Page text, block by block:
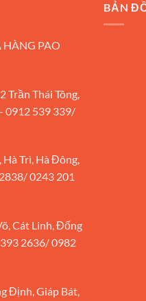
HÀNG PAO
Trần Thái Tông,
0912 539 339/
Hà Trì, Hà Đông,
0243 201
Cát Linh, Đống
2636/ 0982
Định, Giáp Bát,
BẢN